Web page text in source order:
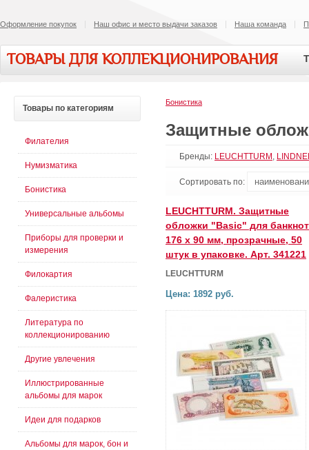
Оформление покупок Наш офис и место выдачи заказов Наша команда
ТОВАРЫ ДЛЯ КОЛЛЕКЦИОНИРОВАНИЯ
Бонистика
Защитные
Бренды: LEUCHTTURM ,
Сортировать по:
LEUCHTTURM. Защитные
обложки "Basic" для банкнот
176 x 90 мм, прозрачные, 50
штук в упаковке. Арт. 341221
LEUCHTTURM
Цена: 1892 руб.
Товары по категориям
Филателия
Нумизматика
Бонистика
Универсальные альбомы
Приборы для проверки и
измерения
Филокартия
Фалеристика
Литература по
коллекционированию
Другие увлечения
Иллюстрированные
альбомы для марок
Идеи для подарков
Альбомы для марок, бон и